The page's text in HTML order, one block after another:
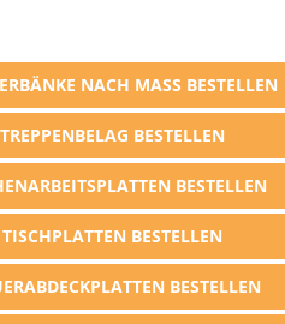
NACH MASS BESTELLEN
TREPPENBELAG BESTELLEN
BESTELLEN
TISCHPLATTEN BESTELLEN
BESTELLEN